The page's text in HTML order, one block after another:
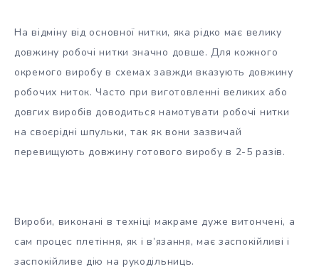
На відміну від основної нитки, яка рідко має велику
довжину робочі нитки значно довше. Для кожного
окремого виробу в схемах завжди вказують довжину
робочих ниток. Часто при виготовленні великих або
довгих виробів доводиться намотувати робочі нитки
на своєрідні шпульки, так як вони зазвичай
перевищують довжину готового виробу в 2-5 разів.
Вироби, виконані в техніці макраме дуже витончені, а
сам процес плетіння, як і в’язання, має заспокійливі і
заспокійливе дію на рукодільниць.